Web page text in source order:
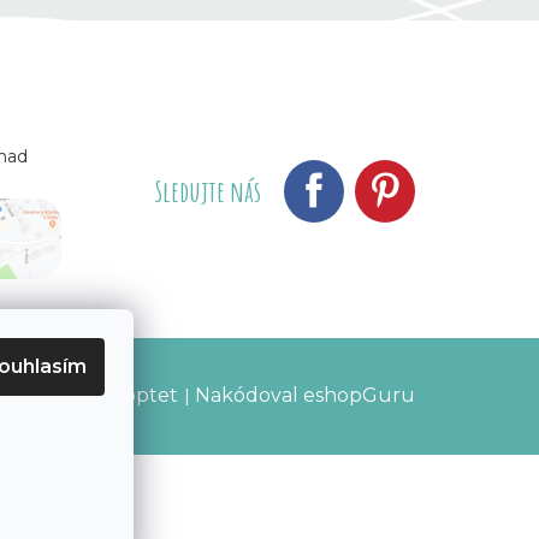
Sledujte nás
Vytvořil Shoptet | Nakódoval eshopGuru